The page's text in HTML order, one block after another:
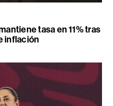
tasa en 11% tras
inflación